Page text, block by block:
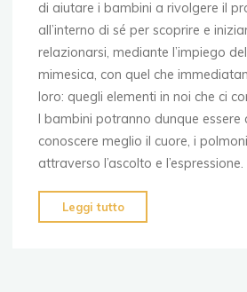
di aiutare i bambini a rivolgere il
all’interno di sé per scoprire e
relazionarsi, mediante l’impiego
mimesica, con quel che
loro: quegli elementi in noi che ci
I bambini potranno dunque
conoscere meglio il cuore, i
attraverso l’ascolto e l’espressione.
Leggi tutto
teatro